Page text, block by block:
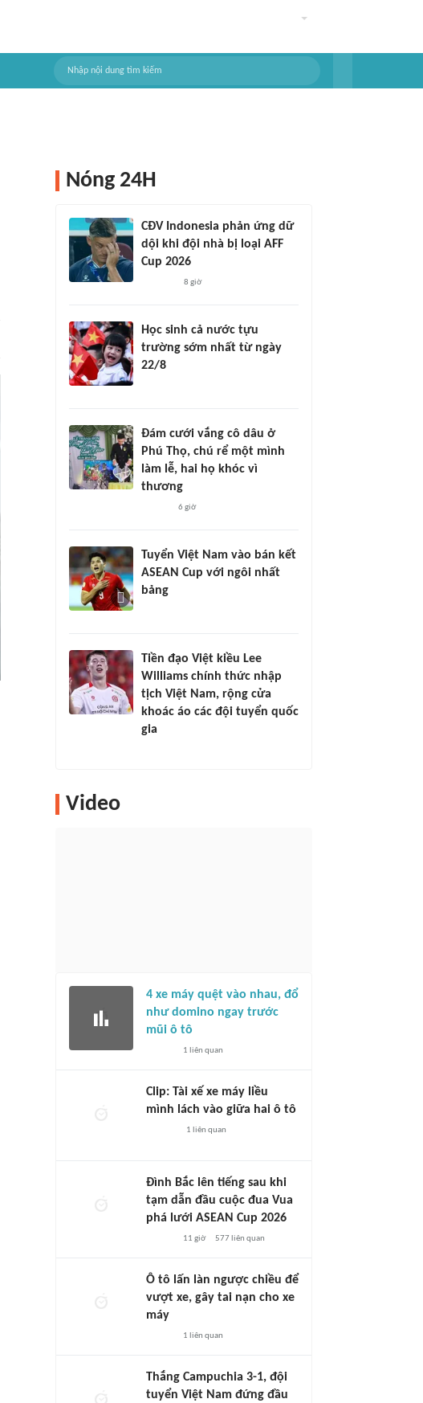
Nóng 24H
CĐV Indonesia phản ứng dữ
dội khi đội nhà bị loại AFF
Cup 2026
8 giờ
Học sinh cả nước tựu
trường sớm nhất từ ngày
22/8
Đám cưới vắng cô dâu ở
Phú Thọ, chú rể một mình
làm lễ, hai họ khóc vì
thương
6 giờ
Tuyển Việt Nam vào bán kết
ASEAN Cup với ngôi nhất
bảng
Tiền đạo Việt kiều Lee
Williams chính thức nhập
tịch Việt Nam, rộng cửa
khoác áo các đội tuyển quốc
gia
Video
4 xe máy quệt vào nhau, đổ
như domino ngay trước
mũi ô tô
1 liên quan
Clip: Tài xế xe máy liều
mình lách vào giữa hai ô tô
1 liên quan
Đình Bắc lên tiếng sau khi
tạm dẫn đầu cuộc đua Vua
phá lưới ASEAN Cup 2026
11 giờ 577liên quan
Ô tô lấn làn ngược chiều để
vượt xe, gây tai nạn cho xe
máy
1 liên quan
Thắng Campuchia 3-1, đội
tuyển Việt Nam đứng đầu